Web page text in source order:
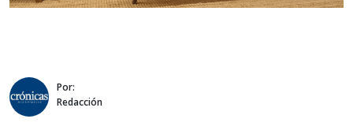
Por:
Redacción